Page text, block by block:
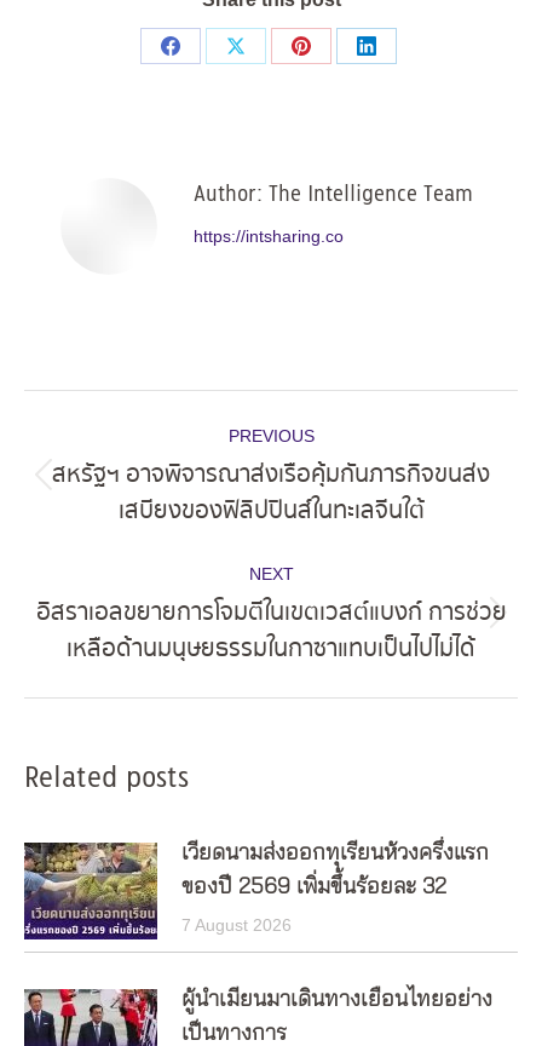
Share
Share
Share
Share
Author: The Intelligence Team
https://intsharing.co
navigation
PREVIOUS
Previous
post:
สหรัฐฯ อาจพิจารณาส่งเรือคุ้มกันภารกิจขนส่ง
เสบียงของฟิลิปปินส์ในทะเลจีนใต้
NEXT
Next
post:
อิสราเอลขยายการโจมตีในเขตเวสต์แบงก์ การช่วย
เหลือด้านมนุษยธรรมในกาซาแทบเป็นไปไม่ได้
Related posts
เวียดนามส่งออกทุเรียนห้วงครึ่งแรก
ของปี 2569 เพิ่มขึ้นร้อยละ 32
7 August 2026
ผู้นำเมียนมาเดินทางเยือนไทยอย่าง
เป็นทางการ